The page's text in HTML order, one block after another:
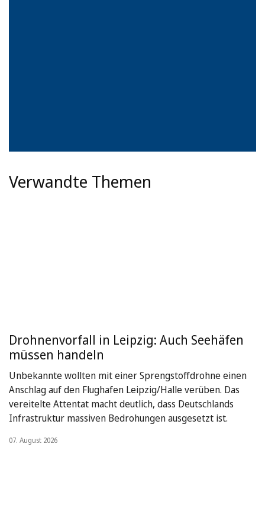
Verwandte Themen
Drohnenvorfall in Leipzig: Auch Seehäfen
müssen handeln
Unbekannte wollten mit einer Sprengstoffdrohne einen
Anschlag auf den Flughafen Leipzig/Halle verüben. Das
vereitelte Attentat macht deutlich, dass Deutschlands
Infrastruktur massiven Bedrohungen ausgesetzt ist.
07. August 2026